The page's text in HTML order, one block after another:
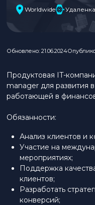
Worldwide Удаленка
Обновлено: 21.06.2024
Продуктовая IT-
manager для развития
работающей в
Обязанности:
Анализ клиентов и
Участие на
мероприятиях;
Поддержка
клиентов;
Разработать
конверсий;